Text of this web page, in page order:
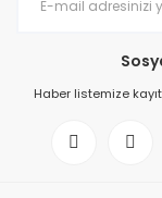
Haber listemize